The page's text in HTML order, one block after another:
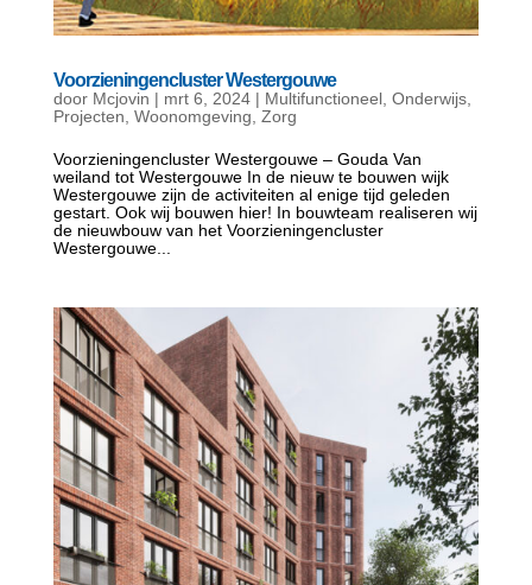
Voorzieningencluster Westergouwe
door Mcjovin | mrt 6, 2024| Multifunctioneel, Onderwijs,
Projecten Woonomgeving Zorg
Voorzieningencluster Westergouwe – Gouda Van
weiland tot Westergouwe In de nieuw te bouwen wijk
Westergouwe zijn de activiteiten al enige tijd geleden
gestart. Ook wij bouwen hier! In bouwteam realiseren wij
de nieuwbouw van het Voorzieningencluster
Westergouwe...